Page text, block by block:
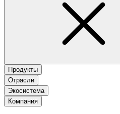
Продукты
Отрасли
Экосистема
Компания